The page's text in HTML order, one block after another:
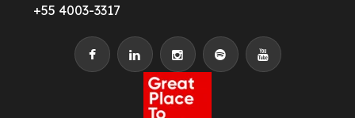
+55 4003-3317